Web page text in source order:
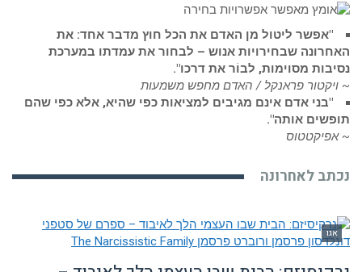
"אפשר ליטול מן האדם את הכל חוץ מדבר אחד: את
האחרונה שבחירויות אנוש – לבחור את עמדתו במערכת
נסיבות מסוימות, לבוֹר את דרכו".
~ ויקטור פראנקל / האדם מחפש משמעות
"בני אדם אינם מגיבים למציאות כפי שהיא, אלא כפי שהם
תופשים אותה".
~ אפיקטטוס
נכתב לאחרונה
אגו